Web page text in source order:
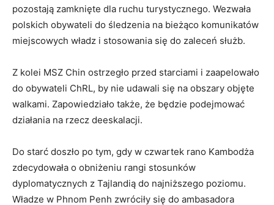
pozostają zamknięte dla ruchu turystycznego. Wezwała
polskich obywateli do śledzenia na bieżąco komunikatów
miejscowych władz i stosowania się do zaleceń służb.
Z kolei MSZ Chin ostrzegło przed starciami i zaapelowało
do obywateli ChRL, by nie udawali się na obszary objęte
walkami. Zapowiedziało także, że będzie podejmować
działania na rzecz deeskalacji.
Do starć doszło po tym, gdy w czwartek rano Kambodża
zdecydowała o obniżeniu rangi stosunków
dyplomatycznych z Tajlandią do najniższego poziomu.
Władze w Phnom Penh zwróciły się do ambasadora